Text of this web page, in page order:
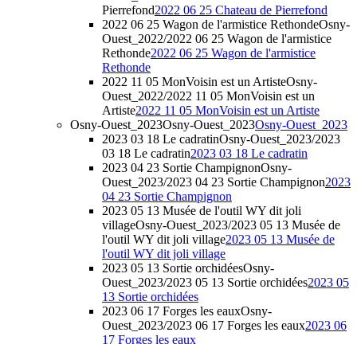
Pierrefond2022 06 25 Chateau de Pierrefond
2022 06 25 Wagon de l'armistice RethondeOsny-
Ouest_2022/2022 06 25 Wagon de l'armistice
Rethonde2022 06 25 Wagon de l'armistice
Rethonde
2022 11 05 MonVoisin est un ArtisteOsny-
Ouest_2022/2022 11 05 MonVoisin est un
Artiste2022 11 05 MonVoisin est un Artiste
Osny-Ouest_2023Osny-Ouest_2023Osny-Ouest_2023
2023 03 18 Le cadratinOsny-Ouest_2023/2023
03 18 Le cadratin2023 03 18 Le cadratin
2023 04 23 Sortie ChampignonOsny-
Ouest_2023/2023 04 23 Sortie Champignon2023
04 23 Sortie Champignon
2023 05 13 Musée de l'outil WY dit joli
villageOsny-Ouest_2023/2023 05 13 Musée de
l'outil WY dit joli village2023 05 13 Musée de
l'outil WY dit joli village
2023 05 13 Sortie orchidéesOsny-
Ouest_2023/2023 05 13 Sortie orchidées2023 05
13 Sortie orchidées
2023 06 17 Forges les eauxOsny-
Ouest_2023/2023 06 17 Forges les eaux2023 06
17 Forges les eaux